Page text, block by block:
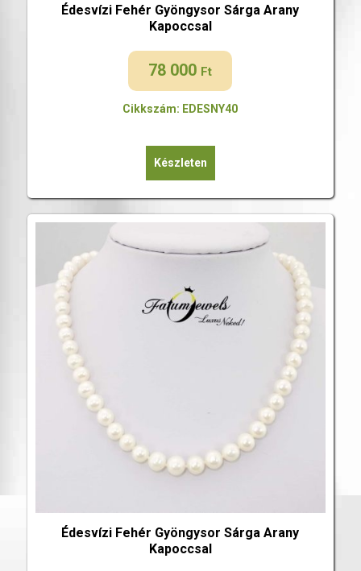
Édesvízi Fehér Gyöngysor Sárga Arany
Kapoccsal
78 000 Ft
Cikkszám: EDESNY40
Készleten
Édesvízi Fehér Gyöngysor Sárga Arany
Kapoccsal